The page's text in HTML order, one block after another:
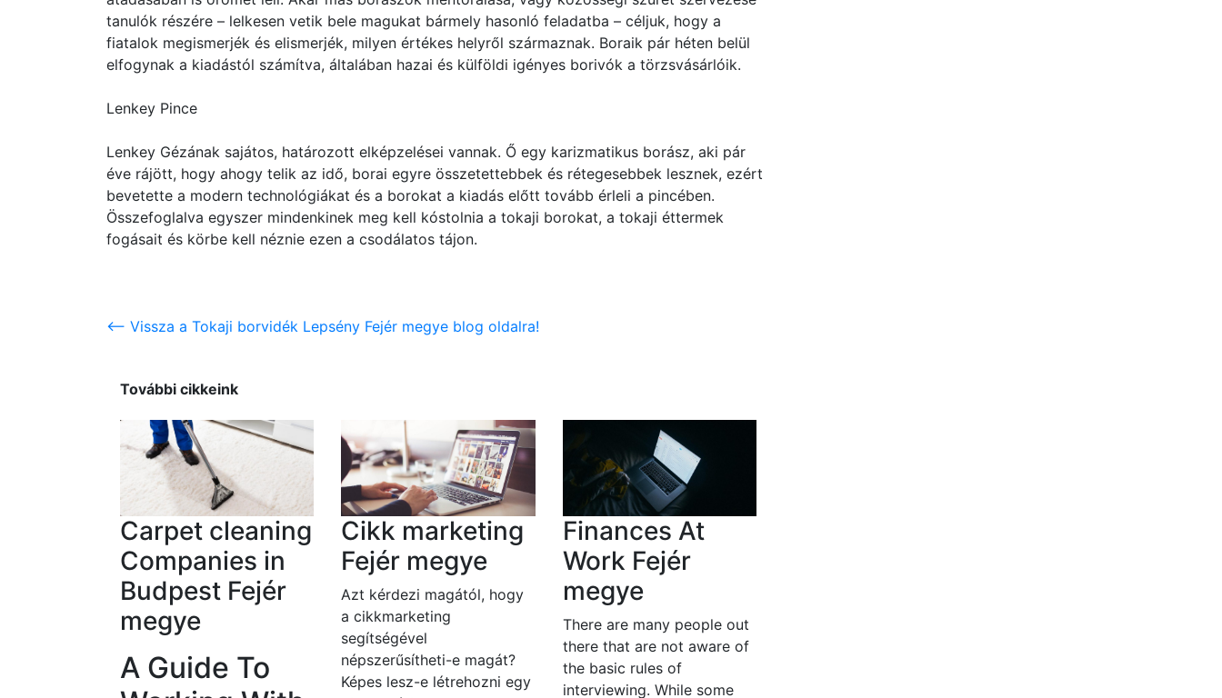
tanulók részére – lelkesen vetik bele magukat bármely hasonló feladatba – céljuk, hogy a
fiatalok megismerjék és elismerjék, milyen értékes helyről származnak. Boraik pár héten belül
elfogynak a kiadástól számítva, általában hazai és külföldi igényes borivók a törzsvásárlóik.
Lenkey Pince
Lenkey Gézának sajátos, határozott elképzelései vannak. Ő egy karizmatikus borász, aki pár
éve rájött, hogy ahogy telik az idő, borai egyre összetettebbek és rétegesebbek lesznek, ezért
bevetette a modern technológiákat és a borokat a kiadás előtt tovább érleli a pincében.
Összefoglalva egyszer mindenkinek meg kell kóstolnia a tokaji borokat, a tokaji éttermek
fogásait és körbe kell néznie ezen a csodálatos tájon.
<-- Vissza a Tokaji borvidék Lepsény Fejér megye blog oldalra!
További cikkeink
Carpet cleaning
Companies in
Budpest Fejér
megye
A Guide To
Cikk marketing
Fejér megye
Azt kérdezi magától, hogy
a cikkmarketing
segítségével
népszerűsítheti-e magát?
Képes lesz-e létrehozni egy
Finances At
Work Fejér
megye
There are many people out
there that are not aware of
the basic rules of
interviewing. While some